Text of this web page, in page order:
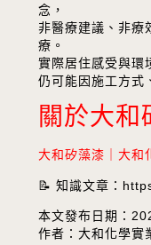
念，
非醫療建議、非療
療。
實際居住感受與環
仍可能因施工方式
關於大和
大和矽藻漆｜大和
📝 知識文章：
本文發布日期：
作者：大和化學實